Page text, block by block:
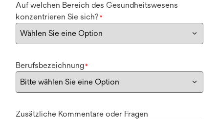
Auf welchen Bereich des Gesundheitswesens
konzentrieren Sie sich? *
Berufsbezeichnung*
Zusätzliche Kommentare oder Fragen